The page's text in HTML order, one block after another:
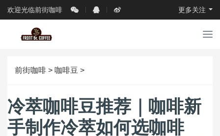
欢迎光临前街咖啡 更多关注
导
前街咖啡 > 咖啡豆 >
冷萃咖啡豆推荐｜咖啡新
手制作冷萃如何选咖啡